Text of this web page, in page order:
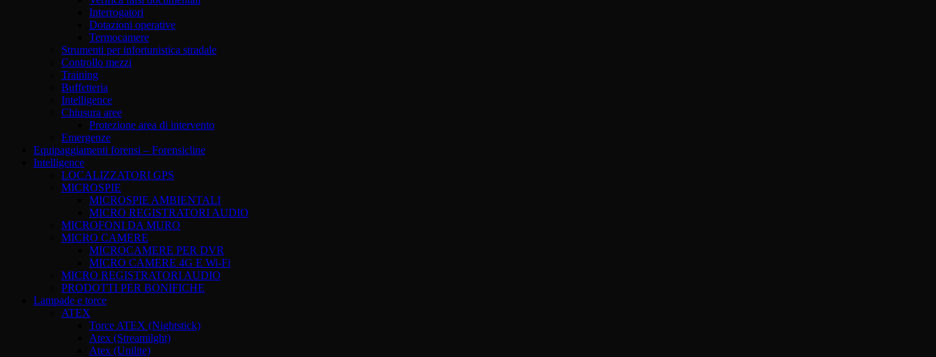
Interrogatori
Dotazioni operative
Termocamere
Strumenti per infortunistica stradale
Controllo mezzi
Training
Buffetteria
Intelligence
Chiusura aree
Protezione area di intervento
Emergenze
Equipaggiamenti forensi – Forensicline
Intelligence
LOCALIZZATORI GPS
MICROSPIE
MICROSPIE AMBIENTALI
MICRO REGISTRATORI AUDIO
MICROFONI DA MURO
MICRO CAMERE
MICROCAMERE PER DVR
MICRO CAMERE 4G E Wi-Fi
MICRO REGISTRATORI AUDIO
PRODOTTI PER BONIFICHE
Lampade e torce
ATEX
Torce ATEX (Nightstick)
Atex (Streamilght)
Atex (Unilite)